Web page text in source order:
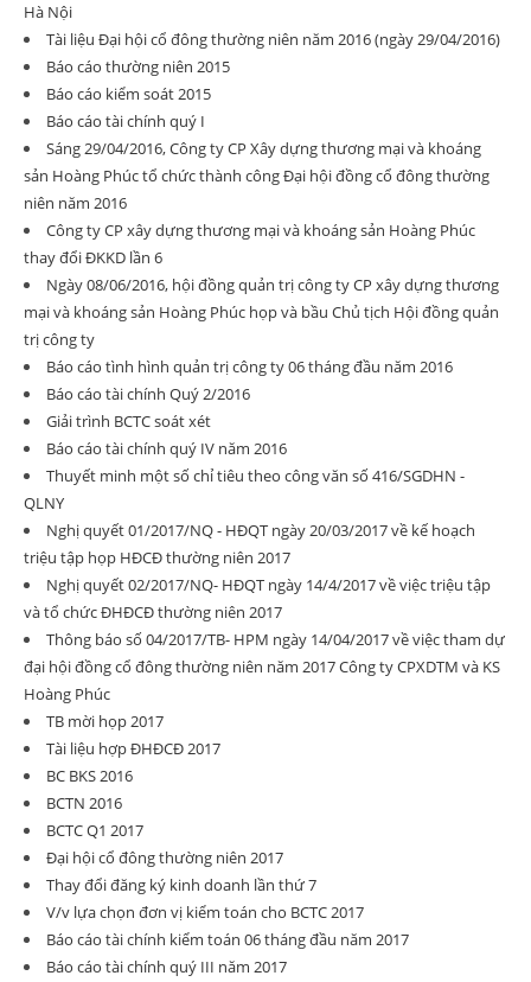
Hà Nội
Tài liệu Đại hội cổ đông thường niên năm 2016 (ngày 29/04/2016)
Báo cáo thường niên 2015
Báo cáo kiểm soát 2015
Báo cáo tài chính quý I
Sáng 29/04/2016, Công ty CP Xây dựng thương mại và khoáng
sản Hoàng Phúc tổ chức thành công Đại hội đồng cổ đông thường
niên năm 2016
Công ty CP xây dựng thương mại và khoáng sản Hoàng Phúc
thay đổi ĐKKD lần 6
Ngày 08/06/2016, hội đồng quản trị công ty CP xây dựng thương
mại và khoáng sản Hoàng Phúc họp và bầu Chủ tịch Hội đồng quản
trị công ty
Báo cáo tình hình quản trị công ty 06 tháng đầu năm 2016
Báo cáo tài chính Quý 2/2016
Giải trình BCTC soát xét
Báo cáo tài chính quý IV năm 2016
Thuyết minh một số chỉ tiêu theo công văn số 416/SGDHN -
QLNY
Nghị quyết 01/2017/NQ - HĐQT ngày 20/03/2017 về kế hoạch
triệu tập họp HĐCĐ thường niên 2017
Nghị quyết 02/2017/NQ- HĐQT ngày 14/4/2017 về việc triệu tập
và tổ chức ĐHĐCĐ thường niên 2017
Thông báo số 04/2017/TB- HPM ngày 14/04/2017 về việc tham dự
đại hội đồng cổ đông thường niên năm 2017 Công ty CPXDTM và KS
Hoàng Phúc
TB mời họp 2017
Tài liệu hợp ĐHĐCĐ 2017
BC BKS 2016
BCTN 2016
BCTC Q1 2017
Đại hội cổ đông thường niên 2017
Thay đổi đăng ký kinh doanh lần thứ 7
V/v lựa chọn đơn vị kiểm toán cho BCTC 2017
Báo cáo tài chính kiểm toán 06 tháng đầu năm 2017
Báo cáo tài chính quý III năm 2017